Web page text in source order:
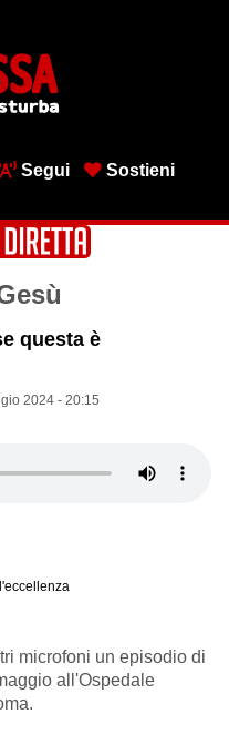
Segui
Sostieni
questa è
2024 - 20:15
microfoni un episodio di
all'Ospedale